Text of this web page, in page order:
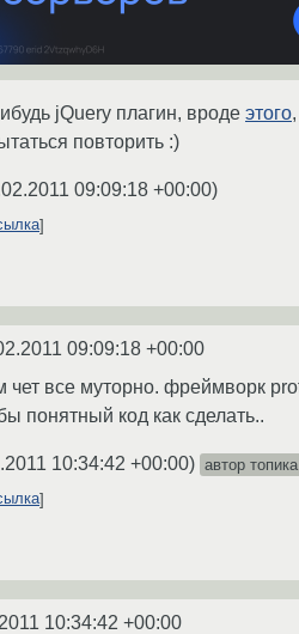
jQuery плагин, вроде этого
повторить :)
09:09:18 +00:00)
09:09:18 +00:00
чет все муторно. фреймворк
понятный код как сделать..
10:34:42 +00:00) автор топика
10:34:42 +00:00